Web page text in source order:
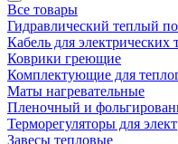
Все товары
Гидравлический теплый
Кабель для электрических
Коврики греющие
Комплектующие для
Маты нагревательные
Пленочный и
Терморегуляторы для
Завесы тепловые